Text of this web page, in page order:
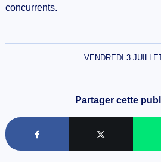
concurrents.
VENDREDI 3
Partager cette